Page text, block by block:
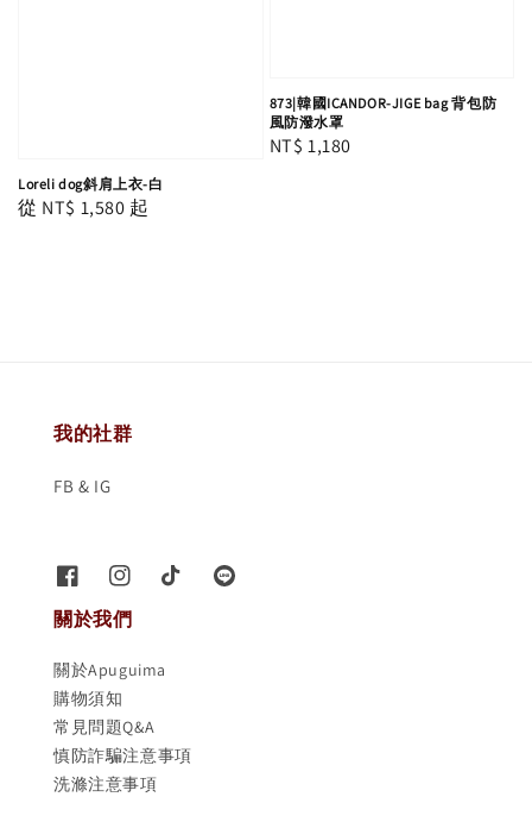
Loreli dog斜肩上衣-白
Regular
從 NT$ 1,580 起
873|韓國ICANDOR-JIGE bag 背包防
風防潑水罩
Regular
NT$ 1,180
我的社群
FB & IG
關於我們
關於Apuguima
購物須知
常見問題Q&A
慎防詐騙注意事項
洗滌注意事項